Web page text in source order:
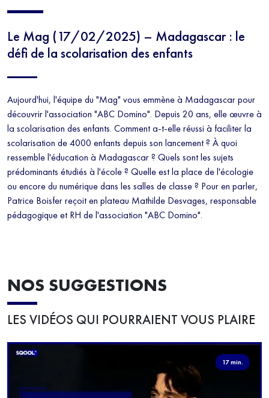
Le Mag (17/02/2025) – Madagascar : le
défi de la scolarisation des enfants
Aujourd'hui, l'équipe du "Mag" vous emmène à Madagascar pour
découvrir l'association "ABC Domino". Depuis 20 ans, elle œuvre à
la scolarisation des enfants. Comment a-t-elle réussi à faciliter la
scolarisation de 4000 enfants depuis son lancement ? À quoi
ressemble l'éducation à Madagascar ? Quels sont les sujets
prédominants étudiés à l'école ? Quelle est la place de l'écologie
ou encore du numérique dans les salles de classe ? Pour en parler,
Patrice Boisfer reçoit en plateau Mathilde Desvages, responsable
pédagogique et RH de l'association "ABC Domino".
NOS SUGGESTIONS
LES VIDÉOS QUI POURRAIENT VOUS PLAIRE
17 min.